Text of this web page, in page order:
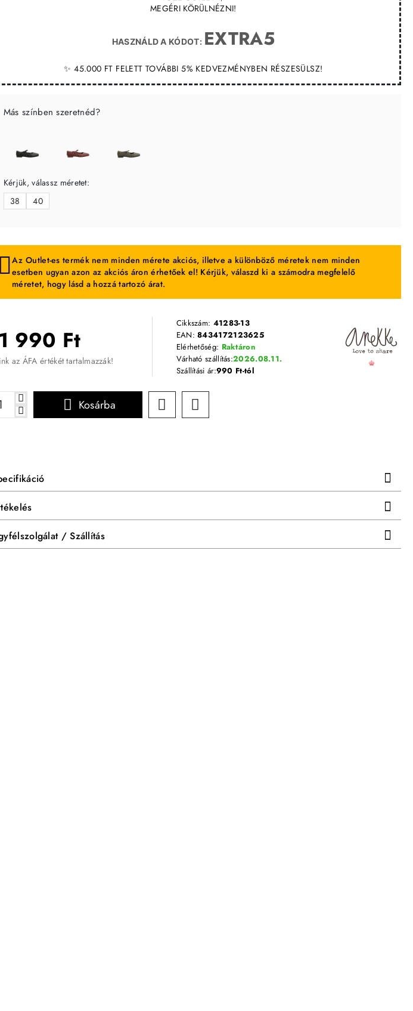
MEGÉRI KÖRÜLNÉZNI!
HASZNÁLD A KÓDOT: EXTRA5
✨ 45.000 FT FELETT TOVÁBBI 5% KEDVEZMÉNYBEN RÉSZESÜLSZ!
990 Ft
az ÁFA értékét tartalmazzák!
Cikkszám: 41283-13
EAN:8434172123625
Elérhetőség: Raktáron
Várható szállítás:2026.08.11.
Szállítási ár:990 Ft-tól
Más színben szeretnéd?
Kérjük, válassz méretet:
38
40
Kosárba
Az Outlet-es termék nem minden mérete akciós, illetve a különböző méretek nem minden
esetben ugyan azon az akciós áron érhetőek el! Kérjük, válaszd ki a számodra megfelelő
méretet, hogy lásd a hozzá tartozó árat.
/ Szállítás